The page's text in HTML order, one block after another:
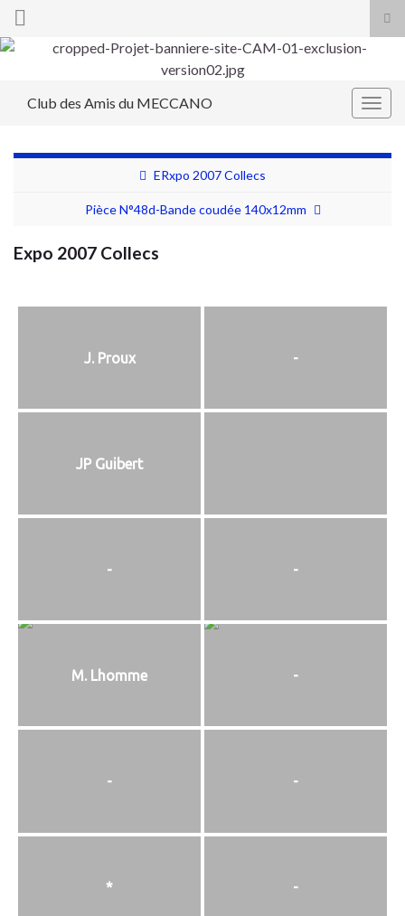
Search for:
Club des Amis du MECCANO
ERxpo 2007 Collecs
Pièce N°48d-Bande coudée 140x12mm
Expo 2007 Collecs
J. Proux -
JP Guibert
- -
M. Lhomme -
- -
* -